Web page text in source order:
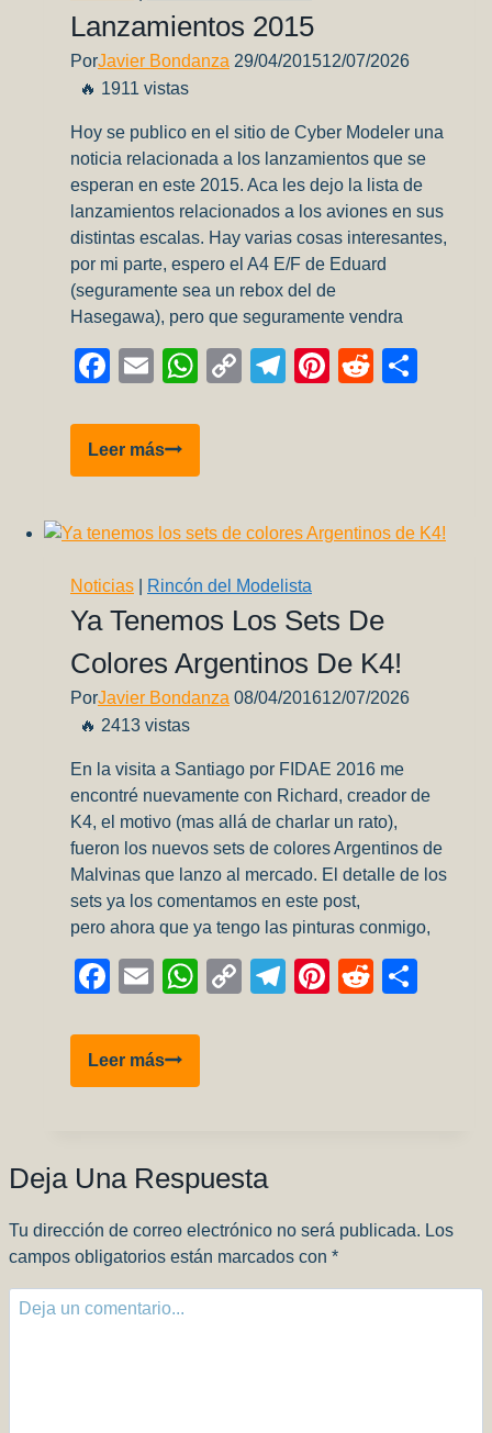
Lanzamientos 2015
PorJavier Bondanza 29/04/201512/07/2026
🔥 1911 vistas
Hoy se publico en el sitio de Cyber Modeler una
noticia relacionada a los lanzamientos que se
esperan en este 2015. Aca les dejo la lista de
lanzamientos relacionados a los aviones en sus
distintas escalas. Hay varias cosas interesantes,
por mi parte, espero el A4 E/F de Eduard
(seguramente sea un rebox del de
Hasegawa), pero que seguramente vendra
Facebook
EmailWhatsApp
CopyTelegram
Pinterest
Reddit
Leer másLanzamientos
2015
Noticias Rincón del Modelista
Ya Tenemos Los Sets De
Colores Argentinos De K4!
PorJavier Bondanza 08/04/201612/07/2026
🔥 2413 vistas
En la visita a Santiago por FIDAE 2016 me
encontré nuevamente con Richard, creador de
K4, el motivo (mas allá de charlar un rato),
fueron los nuevos sets de colores Argentinos de
Malvinas que lanzo al mercado. El detalle de los
sets ya los comentamos en este post,
pero ahora que ya tengo las pinturas conmigo,
Facebook
EmailWhatsApp
CopyTelegram
Pinterest
Reddit
Leer másYa
tenemos
colores
Deja Una Respuesta
Tu dirección de correo electrónico no será publicada. Los
campos obligatorios están marcados con *